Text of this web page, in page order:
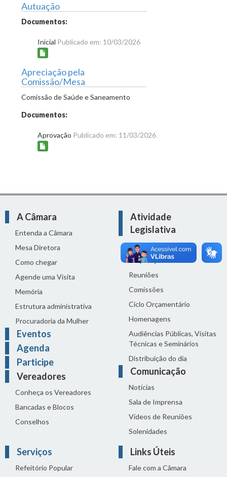
Autuação
Documentos:
Inicial Publicado em: 10/03/2026
Apreciação pela
Comissão/Mesa
Comissão de Saúde e Saneamento
Documentos:
Aprovação Publicado em: 11/03/2026
A Câmara
Entenda a Câmara
Mesa Diretora
Como chegar
Agende uma Visita
Memória
Estrutura administrativa
Procuradoria da Mulher
Eventos
Agenda
Participe
Vereadores
Conheça os Vereadores
Bancadas e Blocos
Conselhos
Atividade
Legislativa
Legislação
Proposições
Reuniões
Comissões
Ciclo Orçamentário
Homenagens
Audiências Públicas, Visitas
Técnicas e Seminários
Distribuição do dia
Comunicação
Notícias
Sala de Imprensa
Vídeos de Reuniões
Solenidades
Serviços
Refeitório Popular
Links Úteis
Fale com a Câmara